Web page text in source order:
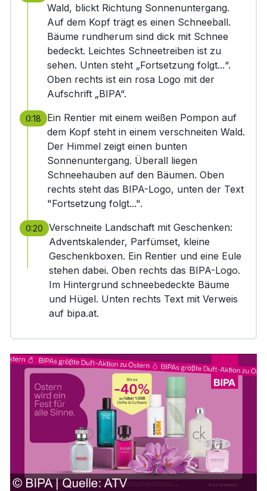
Wald, blickt Richtung Sonnenuntergang.
Auf dem Kopf trägt es einen Schneeball.
Bäume rundherum sind dick mit Schnee
bedeckt. Leichtes Schneetreiben ist zu
sehen. Unten steht „Fortsetzung folgt...“.
Oben rechts ist ein rosa Logo mit der
Aufschrift „BIPA“.
0:18
Ein Rentier mit einem weißen Pompon auf
dem Kopf steht in einem verschneiten Wald.
Der Himmel zeigt einen bunten
Sonnenuntergang. Überall liegen
Schneehauben auf den Bäumen. Oben
rechts steht das BIPA-Logo, unten der Text
"Fortsetzung folgt...".
0:20
Verschneite Landschaft mit Geschenken:
Adventskalender, Parfümset, kleine
Geschenkboxen. Ein Rentier und eine Eule
stehen dabei. Oben rechts das BIPA-Logo.
Im Hintergrund schneebedeckte Bäume
und Hügel. Unten rechts Text mit Verweis
auf bipa.at.